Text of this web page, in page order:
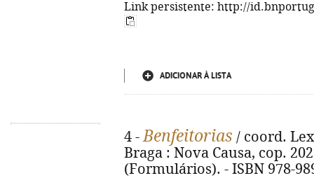
Link persistente: http://
ADICIONAR À LISTA
4 -Benfeitorias / coord.
Braga : Nova Causa, cop.
(Formulários). - ISBN 978-